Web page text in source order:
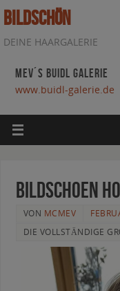
BILDSCHÖN
DEINE HAARGALERIE
MEV´S BUIDL GALERIE
www.buidl-galerie.de
bildschoen
VON MCMEV
DIE VOLLSTÄNDIGE